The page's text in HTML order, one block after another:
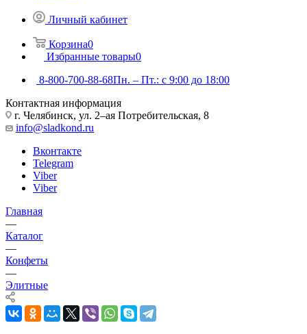
Личный кабинет
Корзина0
Избранные товары0
8-800-700-88-68Пн. – Пт.: с 9:00 до 18:00
Контактная информация
г. Челябинск, ул. 2–ая Потребительская, 8
info@sladkond.ru
Вконтакте
Telegram
Viber
Viber
Главная
—
Каталог
—
Конфеты
—
Элитные